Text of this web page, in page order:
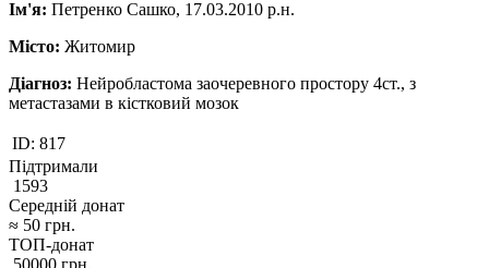
Ім'я: Петренко Сашко, 17.03.2010 р.н.
Місто: Житомир
Діагноз: Нейробластома заочеревного простору 4ст., з
метастазами в кістковий мозок
ID: 817
Підтримали
1593
Середній донат
≈ 50 грн.
ТОП-донат
50000 грн.